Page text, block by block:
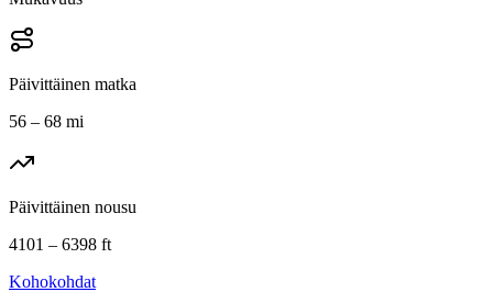
Päivittäinen matka
56 – 68 mi
Päivittäinen nousu
4101 – 6398 ft
Kohokohdat